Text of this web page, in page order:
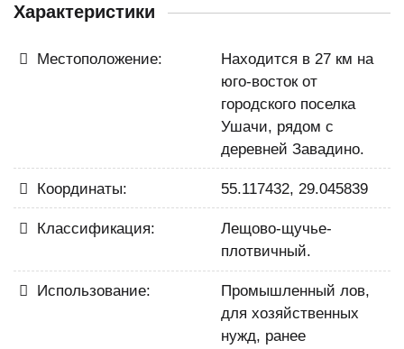
Характеристики
Местоположение:
Находится в 27 км на
юго-восток от
городского поселка
Ушачи, рядом с
деревней Завадино.
Координаты: 55.117432, 29.045839
Классификация:
Лещово-щучье-
плотвичный.
Использование:
Промышленный лов,
для хозяйственных
нужд, ранее